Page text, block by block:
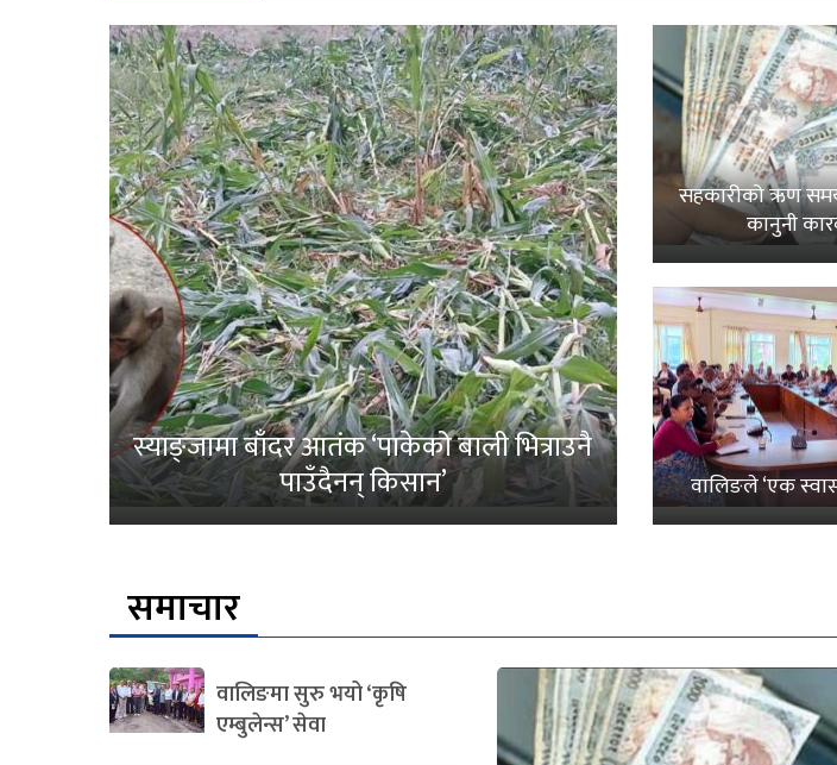
स्याङ्जामा बाँदर आतंक ‘पाकेको बाली भित्राउनै
पाउँदैनन् किसान’
सहकारीको ऋण
कानुनी
वालिङले ‘एक
समाचार
वालिङमा सुरु भयो ‘कृषि
एम्बुलेन्स’ सेवा